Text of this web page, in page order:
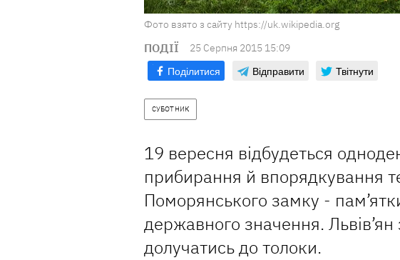
Фото взято з сайту https://uk.wikipedia.org
ПОДІЇ 25 Серпня 2015 15:09
Поділитися Відправити Твітнути
СУБОТНИК
19 вересня відбудеться
прибирання й впорядкування
Поморянського замку -
державного значення.
долучатись до толоки.